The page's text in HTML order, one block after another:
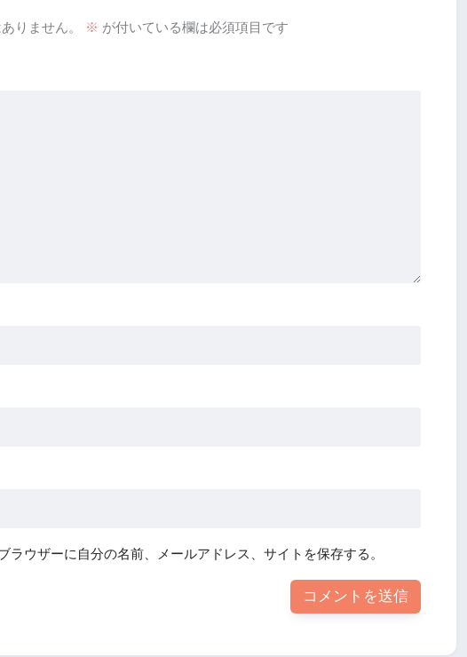
りません。 ※ が付いている欄は必須項目です
ラウザーに自分の名前、メールアドレス、サイトを保存する。